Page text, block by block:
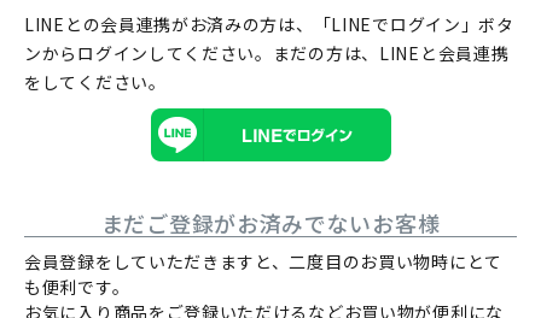
LINEとの会員連携がお済みの方は、「LINEでログイン」ボタ
ンからログインしてください。まだの方は、 LINEと会員連携
をしてください。
まだご登録がお済みでないお客様
会員登録をしていただきますと、二度目のお買い物時にとて
も便利です。
お気に入り商品をご登録いただけるなどお買い物が便利にな